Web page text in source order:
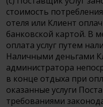
стоимость
отеля или Клиент
банковской картой. В
оплата услуг путем
Наличными деньгами
администратора
в конце отдыха при
оказанные услуги
требованиями